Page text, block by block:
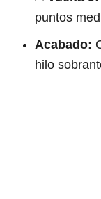
puntos
Acabado:
hilo